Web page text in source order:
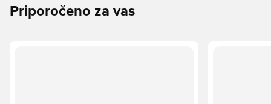
Priporočeno za vas